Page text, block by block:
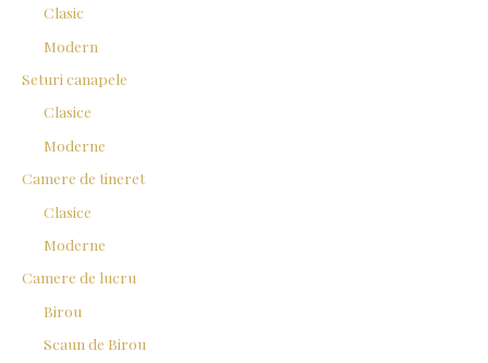
Clasic
Modern
Seturi canapele
Clasice
Moderne
Camere de tineret
Clasice
Moderne
Camere de lucru
Birou
Scaun de Birou